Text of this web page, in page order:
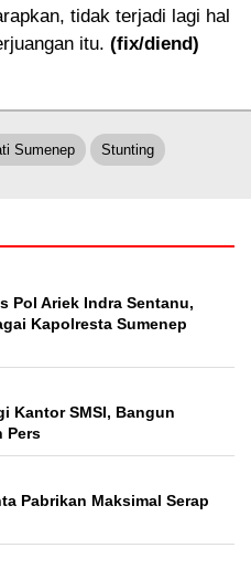
tidak terjadi lagi hal
itu. (fix/diend)
Sumenep Stunting
Pol Ariek Indra Sentanu,
Kapolresta Sumenep
Kantor SMSI, Bangun
Pers
Pabrikan Maksimal Serap